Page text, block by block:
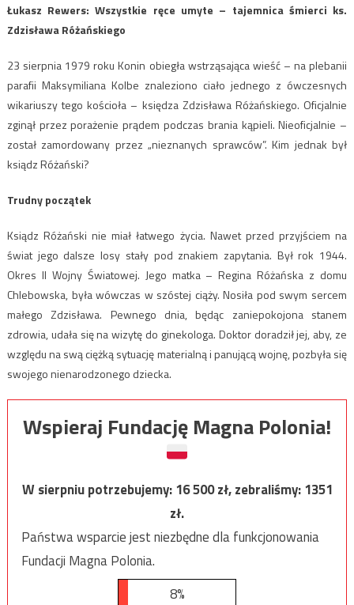
Łukasz Rewers: Wszystkie ręce umyte – tajemnica śmierci ks.
Zdzisława Różańskiego
23 sierpnia 1979 roku Konin obiegła wstrząsająca wieść – na plebanii
parafii Maksymiliana Kolbe znaleziono ciało jednego z ówczesnych
wikariuszy tego kościoła – księdza Zdzisława Różańskiego. Oficjalnie
zginął przez porażenie prądem podczas brania kąpieli. Nieoficjalnie –
został zamordowany przez „nieznanych sprawców”. Kim jednak był
ksiądz Różański?
Trudny początek
Ksiądz Różański nie miał łatwego życia. Nawet przed przyjściem na
świat jego dalsze losy stały pod znakiem zapytania. Był rok 1944.
Okres II Wojny Światowej. Jego matka – Regina Różańska z domu
Chlebowska, była wówczas w szóstej ciąży. Nosiła pod swym sercem
małego Zdzisława. Pewnego dnia, będąc zaniepokojona stanem
zdrowia, udała się na wizytę do ginekologa. Doktor doradził jej, aby, ze
względu na swą ciężką sytuację materialną i panującą wojnę, pozbyła się
swojego nienarodzonego dziecka.
Wspieraj Fundację Magna Polonia!
W sierpniu potrzebujemy:16 500zł, zebraliśmy:1351
zł.
Państwa wsparcie jest niezbędne dla funkcjonowania
Fundacji Magna Polonia.
8%